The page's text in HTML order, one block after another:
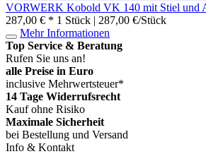
VORWERK Kobold VK 140 mit Stiel und
287,00 € * 1 Stück | 287,00 €/Stück
Mehr Informationen
Top Service & Beratung
Rufen Sie uns an!
alle Preise in Euro
inclusive Mehrwertsteuer*
14 Tage Widerrufsrecht
Kauf ohne Risiko
Maximale Sicherheit
bei Bestellung und Versand
Info & Kontakt